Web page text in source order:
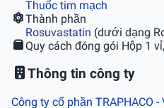
Thuốc tim mạch
Thành phần
Rosuvastatin (dưới dạng
Quy cách đóng gói Hộp 1
Thông tin công ty
Công ty cổ phần TRAPHACO -